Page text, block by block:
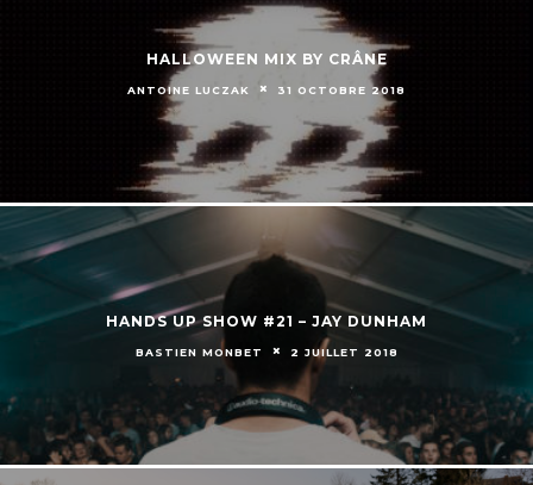
HALLOWEEN MIX BY CRÂNE
ANTOINE LUCZAK 31 OCTOBRE 2018
HANDS UP SHOW #21 – JAY DUNHAM
BASTIEN MONBET 2 JUILLET 2018